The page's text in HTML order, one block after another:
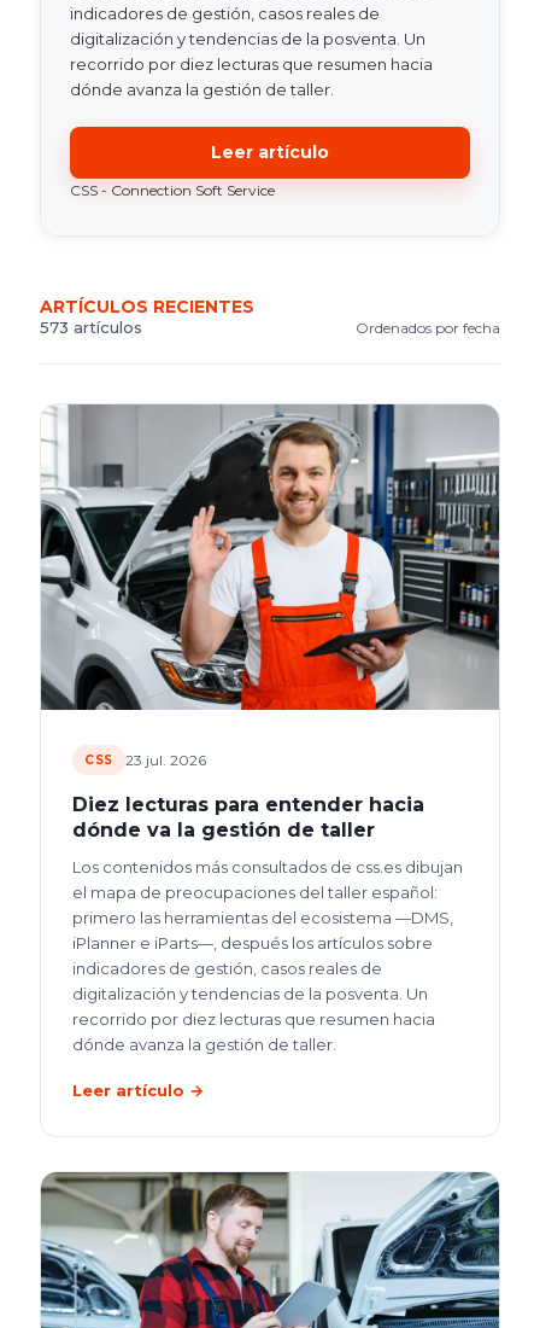
indicadores de gestión, casos reales de
digitalización y tendencias de la posventa. Un
recorrido por diez lecturas que resumen hacia
dónde avanza la gestión de taller.
Leer artículo
CSS - Connection Soft Service
ARTÍCULOS RECIENTES
573 artículos Ordenados por fecha
CSS 23 jul. 2026
Diez lecturas para entender hacia
dónde va la gestión de taller
Los contenidos más consultados de css.es dibujan
el mapa de preocupaciones del taller español:
primero las herramientas del ecosistema —DMS,
iPlanner e iParts—, después los artículos sobre
indicadores de gestión, casos reales de
digitalización y tendencias de la posventa. Un
recorrido por diez lecturas que resumen hacia
dónde avanza la gestión de taller.
Leer artículo →